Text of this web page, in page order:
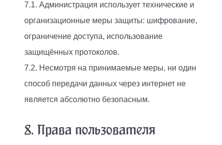
7.1. Администрация использует технические и
организационные меры защиты: шифрование,
ограничение доступа, использование
защищённых протоколов.
7.2. Несмотря на принимаемые меры, ни один
способ передачи данных через интернет не
является абсолютно безопасным.
8. Права пользователя